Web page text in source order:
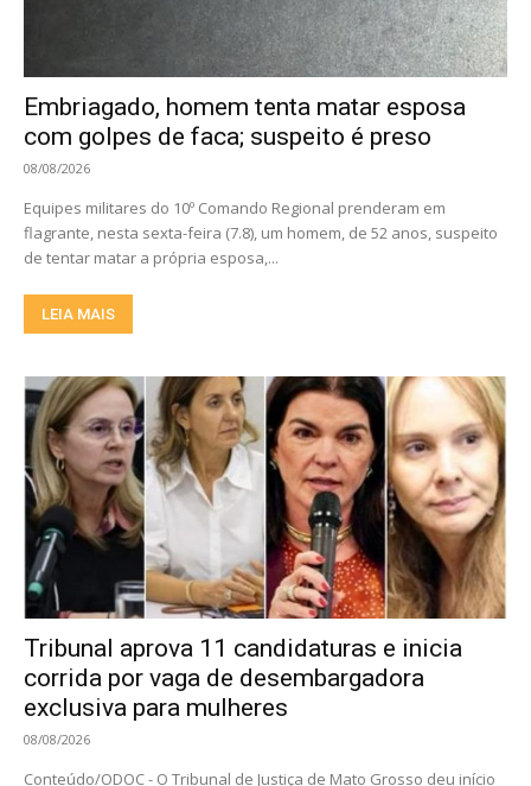
Embriagado, homem tenta matar esposa
com golpes de faca; suspeito é preso
08/08/2026
Equipes militares do 10º Comando Regional prenderam em
flagrante, nesta sexta-feira (7.8), um homem, de 52 anos, suspeito
de tentar matar a própria esposa,...
LEIA MAIS
Tribunal aprova 11 candidaturas e inicia
corrida por vaga de desembargadora
exclusiva para mulheres
08/08/2026
Conteúdo/ODOC - O Tribunal de Justiça de Mato Grosso deu início